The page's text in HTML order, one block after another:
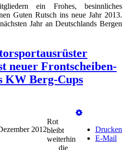
ein Frohes, besinnliches
Guten Rutsch ins neue Jahr 2013.
Jahr an Deutschlands Bergen
neuer Frontscheiben-
KW Berg-Cups
2012
Drucken
E-Mail
Rot
bleibt
weiterhin
die